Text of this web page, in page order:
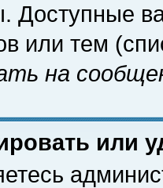
Доступные
или тем
на
или